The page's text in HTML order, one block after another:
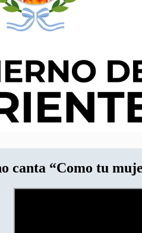
canta “Como tu